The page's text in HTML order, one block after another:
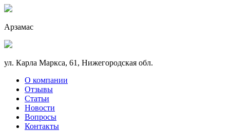
Арзамас
ул. Карла Маркса, 61, Нижегородская обл.
О компании
Отзывы
Статьи
Новости
Вопросы
Контакты